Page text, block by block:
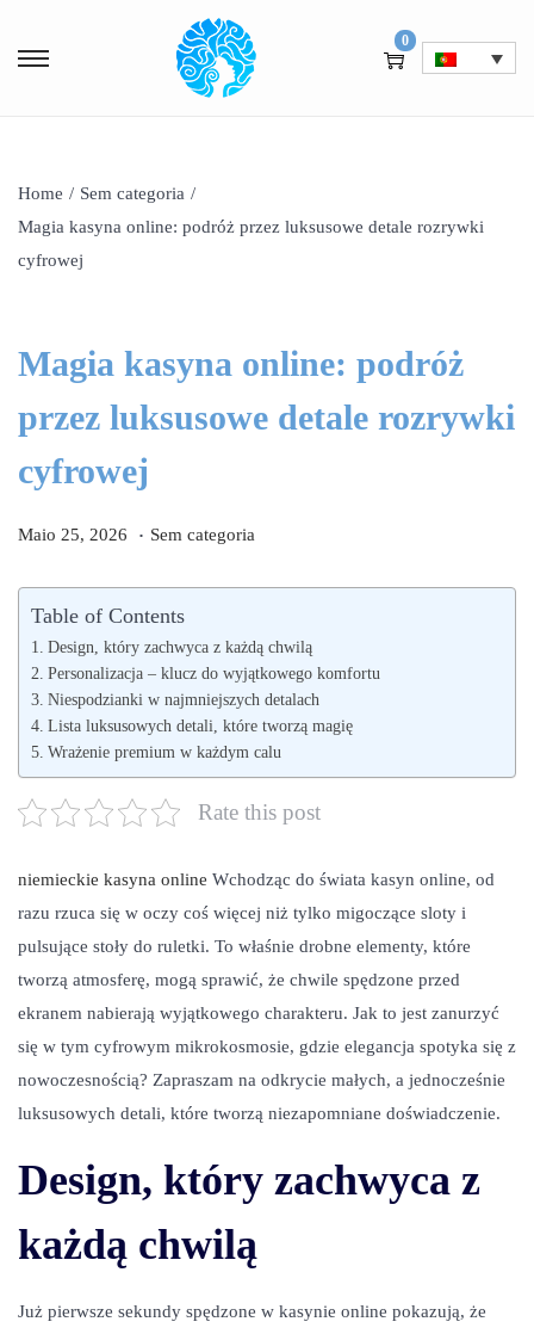
0
Home / Sem categoria /
Magia kasyna online: podróż przez luksusowe detale rozrywki
cyfrowej
Magia kasyna online: podróż
przez luksusowe detale rozrywki
cyfrowej
P
Maio 25, 2026
M
2
6
,
0
2
. P
d
i
Sem categoria
Table of Contents
Design, który zachwyca z każdą chwilą
Personalizacja – klucz do wyjątkowego komfortu
Niespodzianki w najmniejszych detalach
Lista luksusowych detali, które tworzą magię
Wrażenie premium w każdym calu
Rate this post
niemieckie kasyna online Wchodząc do świata kasyn online, od
razu rzuca się w oczy coś więcej niż tylko migoczące sloty i
pulsujące stoły do ruletki. To właśnie drobne elementy, które
tworzą atmosferę, mogą sprawić, że chwile spędzone przed
ekranem nabierają wyjątkowego charakteru. Jak to jest zanurzyć
się w tym cyfrowym mikrokosmosie, gdzie elegancja spotyka się z
nowoczesnością? Zapraszam na odkrycie małych, a jednocześnie
luksusowych detali, które tworzą niezapomniane doświadczenie.
Design, który zachwyca z
każdą chwilą
Już pierwsze sekundy spędzone w kasynie online pokazują, że